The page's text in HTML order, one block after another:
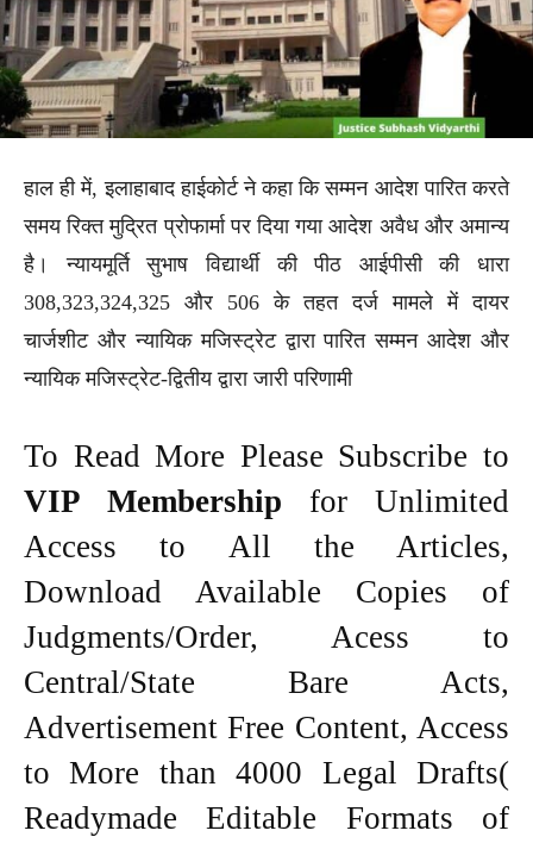
हाल ही में, इलाहाबाद हाईकोर्ट ने कहा कि सम्मन आदेश पारित करते
समय रिक्त मुद्रित प्रोफार्मा पर दिया गया आदेश अवैध और अमान्य
है। न्यायमूर्ति सुभाष विद्यार्थी की पीठ आईपीसी की धारा
308,323,324,325 और 506 के तहत दर्ज मामले में दायर
चार्जशीट और न्यायिक मजिस्ट्रेट द्वारा पारित सम्मन आदेश और
न्यायिक मजिस्ट्रेट-द्वितीय द्वारा जारी परिणामी
To Read More Please Subscribe to
VIP Membership for Unlimited
Access to All the Articles,
Download Available Copies of
Judgments/Order, Acess to
Central/State Bare Acts,
Advertisement Free Content, Access
to More than 4000 Legal Drafts(
Readymade Editable Formats of